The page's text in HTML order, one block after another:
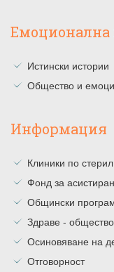
Емоционална
Истински истории
Общество и
Информация
Клиники по
Фонд за
Общински
Здраве -
Осиновяване на
Отговорност